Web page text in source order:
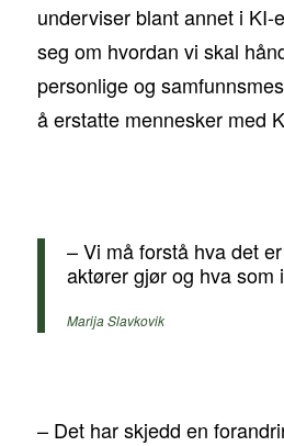
underviser blant annet i KI-
seg om hvordan vi skal
personlige og
å erstatte mennesker med
– Vi må forstå hva det
aktører gjør og hva som
Marija Slavkovik
– Det har skjedd en